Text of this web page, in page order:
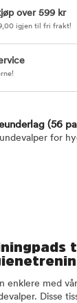
over 599 kr
igjen til fri frakt!
(56
for
enklere med
Disse